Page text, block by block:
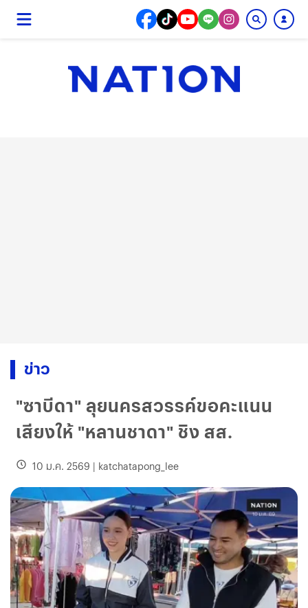
ข่าว
"ซาบีดา" ลุยนครสวรรค์ขอคะแนน
เสียงให้ "หลานชาดา" ชิง สส.
10 ม.ค. 2569 | katchatapong_lee